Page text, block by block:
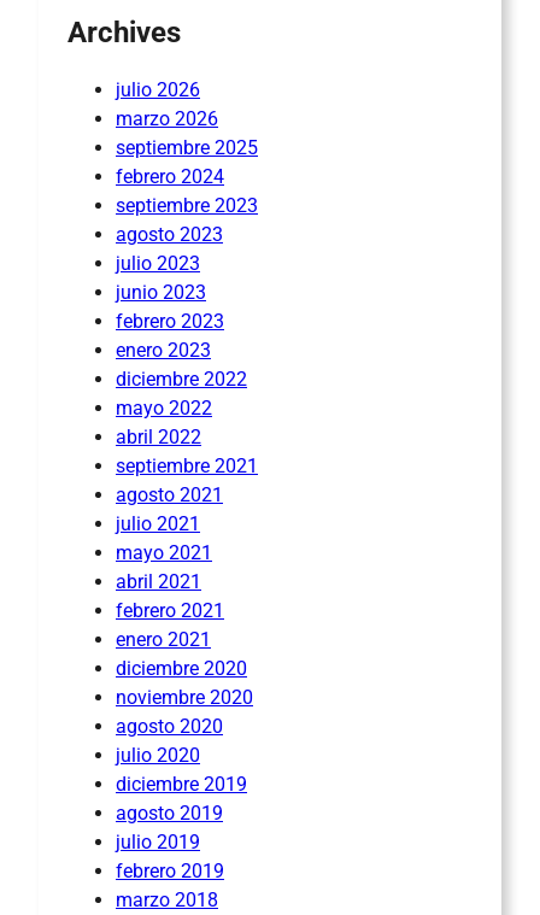
Archives
julio 2026
marzo 2026
septiembre 2025
febrero 2024
septiembre 2023
agosto 2023
julio 2023
junio 2023
febrero 2023
enero 2023
diciembre 2022
mayo 2022
abril 2022
septiembre 2021
agosto 2021
julio 2021
mayo 2021
abril 2021
febrero 2021
enero 2021
diciembre 2020
noviembre 2020
agosto 2020
julio 2020
diciembre 2019
agosto 2019
julio 2019
febrero 2019
marzo 2018